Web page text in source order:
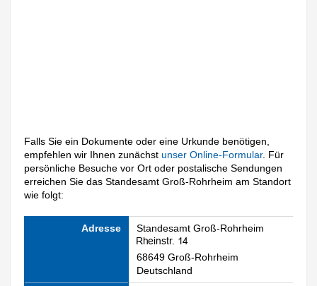
Falls Sie ein Dokumente oder eine Urkunde benötigen,
empfehlen wir Ihnen zunächstunser Online-Formular. Für
persönliche Besuche vor Ort oder postalische Sendungen
erreichen Sie das Standesamt Groß-Rohrheim am Standort
wie folgt:
Adresse Standesamt Groß-Rohrheim
68649 Groß-Rohrheim
Deutschland